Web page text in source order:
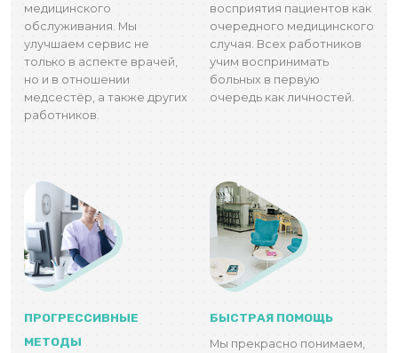
медицинского
обслуживания. Мы
улучшаем сервис не
только в аспекте врачей,
но и в отношении
медсестёр, а также других
работников.
восприятия пациентов как
очередного медицинского
случая. Всех работников
учим воспринимать
больных в первую
очередь как личностей.
ПРОГРЕССИВНЫЕ
МЕТОДЫ
БЫСТРАЯ ПОМОЩЬ
Мы прекрасно понимаем,